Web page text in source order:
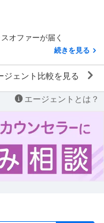
オファーが届く
続きを見る
ジェント比較を見る
エージェントとは？